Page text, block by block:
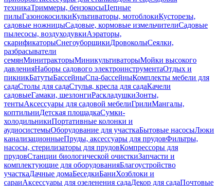
техникаТриммеры, бензокосыЦепные
пилыГазонокосилкиКультиваторы, мотоблокиКусторезы,
садовые ножницыСадовые, кормовые измельчителиСадовые
пылесосы, воздуходувкиАэраторы,
скарификаторыСнегоуборщикиДровоколыСеялки,
разбрасыватели
семянМинитракторыМиникультиваторыМойки высокого
давленияНаборы садового электроинструментаОтдых и
пикникБатутыБассейныСпа-бассейныКомплекты мебели для
садаСтолы для садаСтулья, кресла для садаКачели
садовыеГамаки, шезлонгиРаскладушкиЗонты,
тентыАксессуары для садовой мебелиГрилиМангалы,
коптильниДетская площадкаСумки-
холодильникиПортативные колонки и
аудиосистемыОборудование для участкаБытовые насосыЛюки
канализационныеПруды, аксессуары для прудовФильтры,
насосы, стерилизаторы для прудовКомпрессоры для
прудовСтанции биологической очисткиЗапчасти и
комплектующие для оборудованияБлагоустройство
участкаДачные домаБеседкиБаниХозблоки и
сараиАксессуары для озеленения садаДекор для садаПочтовые